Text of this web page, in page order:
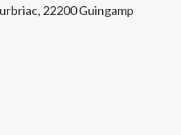
22200 Guingamp